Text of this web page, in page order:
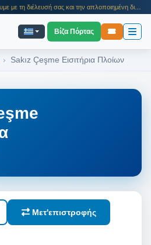
από τα νησιά και τα ταξίδια με πλοίο για χιλιάδες επιβάτες. Επισκεφθείτε τη σελίδα μας για πληροφορίες σχετικά με τις διαδικασίες εισόδου, τα βήματα ταξιδιού και τις λεπτομέρειες της εκδρομής.
Βίζα Πόρτας
Sakız Çeşme Εισιτήρια Πλοίων
Μετ'επιστροφής